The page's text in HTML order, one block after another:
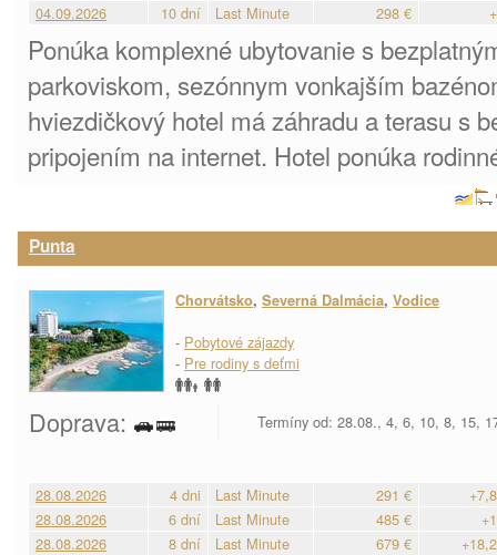
04.09.2026
10 dní Last Minute 298 €
Ponúka komplexné ubytovanie s
parkoviskom, sezónnym vonkajším
hviezdičkový hotel má záhradu a terasu s
pripojením na internet. Hotel ponúka
Punta
Chorvátsko, Severná Dalmácia, Vodice
- Pobytové zájazdy
- Pre rodiny s deťmi
Doprava: Termíny od: 28.08., 4, 6, 10, 8, 15,
28.08.2026 4 dni Last Minute 291 €
28.08.2026
6 dní Last Minute 485 €
28.08.2026
8 dní Last Minute 679 €